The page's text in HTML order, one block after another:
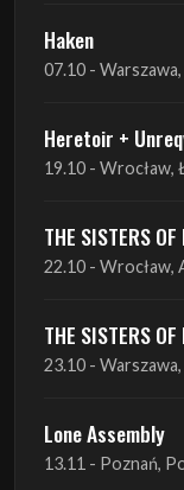
Haken
07.10 -
Heretoir +
19.10 - Wrocław,
THE SISTERS OF
22.10 -
THE SISTERS OF
23.10 -
Lone Assembly
13.11 - Poznań,